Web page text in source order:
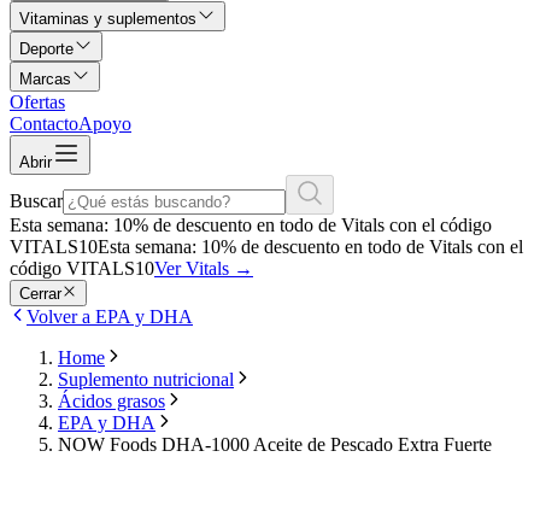
Vitaminas y suplementos
Deporte
Marcas
Ofertas
ContactoApoyo
Abrir
Buscar
Esta semana: 10% de descuento en todo de Vitals con el código
VITALS10Esta semana: 10% de descuento en todo de Vitals con el
código VITALS10Ver Vitals →
Cerrar
Volver a EPA y DHA
Home
Suplemento nutricional
Ácidos grasos
EPA y DHA
NOW Foods DHA-1000 Aceite de Pescado Extra Fuerte